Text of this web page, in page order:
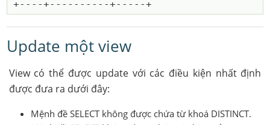
Update một view
View có thể được update với các điều kiện nhất định
được đưa ra dưới đây:
Mệnh đề SELECT không được chứa từ khoá DISTINCT.